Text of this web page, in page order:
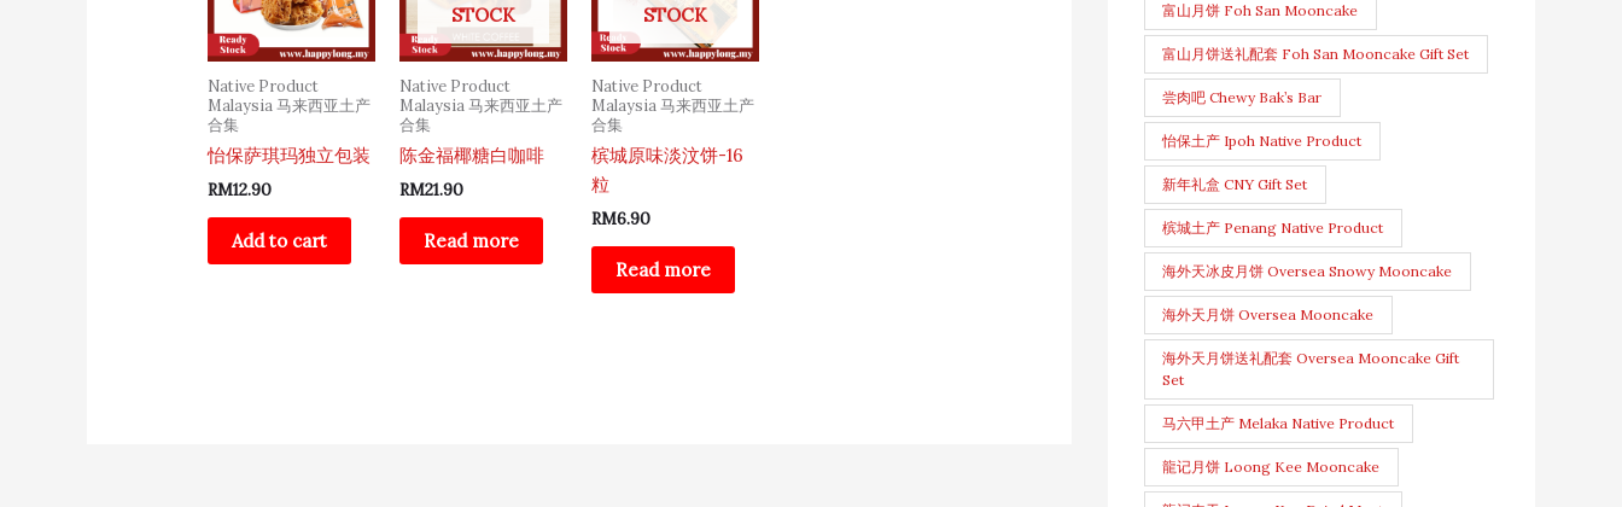
Native Product
Malaysia 马来西亚土产
合集
怡保萨琪玛独立包装
RM12.90
Add to cart
STOCK
Native Product
Malaysia 马来西亚土产
合集
陈金福椰糖白咖啡
RM21.90
Read more
STOCK
Native Product
Malaysia 马来西亚土产
合集
槟城原味淡汶饼-16
粒
RM6.90
Read more
富山月饼 Foh San Mooncake
富山月饼送礼配套 Foh San Mooncake Gift Set
尝肉吧 Chewy Bak’s Bar
怡保土产 Ipoh Native Product
新年礼盒 CNY Gift Set
槟城土产 Penang Native Product
海外天冰皮月饼 Oversea Snowy Mooncake
海外天月饼 Oversea Mooncake
海外天月饼送礼配套 Oversea Mooncake Gift
Set
马六甲土产 Melaka Native Product
龍记月饼 Loong Kee Mooncake